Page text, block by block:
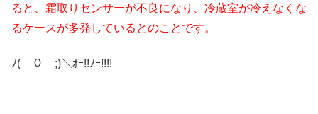
ると、霜取りセンサーが不良になり、冷蔵室が冷えなくな
るケースが多発しているとのことです。
ﾉ(￣０￣;)＼ｵｰ!!ﾉｰ!!!!